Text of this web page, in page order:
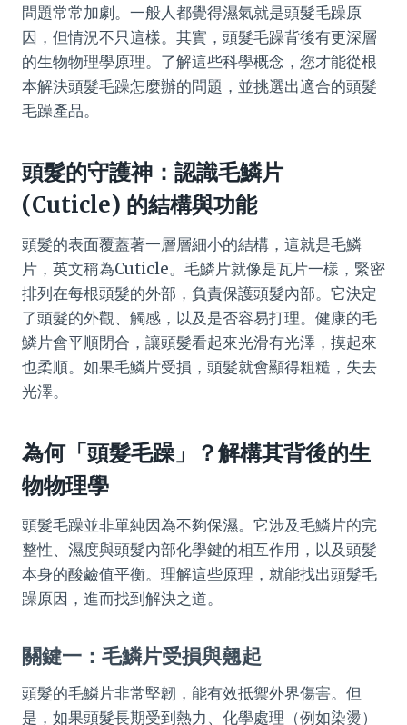
問題常常加劇。一般人都覺得濕氣就是頭髮毛躁原
因，但情況不只這樣。其實，頭髮毛躁背後有更深層
的生物物理學原理。了解這些科學概念，您才能從根
本解決頭髮毛躁怎麼辦的問題，並挑選出適合的頭髮
毛躁產品。
頭髮的守護神：認識毛鱗片
(Cuticle) 的結構與功能
頭髮的表面覆蓋著一層層細小的結構，這就是毛鱗
片，英文稱為Cuticle。毛鱗片就像是瓦片一樣，緊密
排列在每根頭髮的外部，負責保護頭髮內部。它決定
了頭髮的外觀、觸感，以及是否容易打理。健康的毛
鱗片會平順閉合，讓頭髮看起來光滑有光澤，摸起來
也柔順。如果毛鱗片受損，頭髮就會顯得粗糙，失去
光澤。
為何「頭髮毛躁」？解構其背後的生
物物理學
頭髮毛躁並非單純因為不夠保濕。它涉及毛鱗片的完
整性、濕度與頭髮內部化學鍵的相互作用，以及頭髮
本身的酸鹼值平衡。理解這些原理，就能找出頭髮毛
躁原因，進而找到解決之道。
關鍵一：毛鱗片受損與翹起
頭髮的毛鱗片非常堅韌，能有效抵禦外界傷害。但
是，如果頭髮長期受到熱力、化學處理（例如染燙）